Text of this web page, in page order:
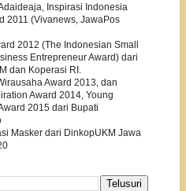
Inspirasi Indonesia
2011 (Vivanews, JawaPos
2012 (The Indonesian Small
Entrepreneur Award) dari
dan Koperasi RI.
Award 2013, dan
Award 2014, Young
2015 dari Bupati
Masker dari DinkopUKM Jawa